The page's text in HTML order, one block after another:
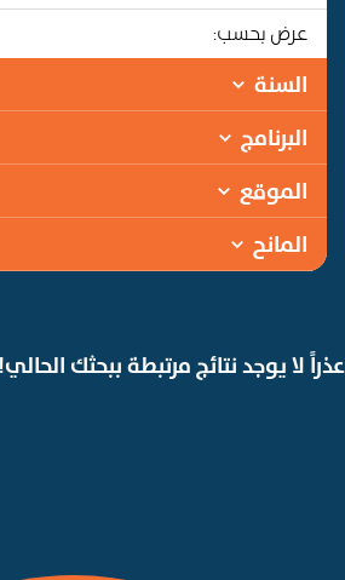
عرض بحسب:
السنة
البرنامج
الموقع
المانح
عذراً لا يوجد نتائج مرتبطة ببحثك الحالي!